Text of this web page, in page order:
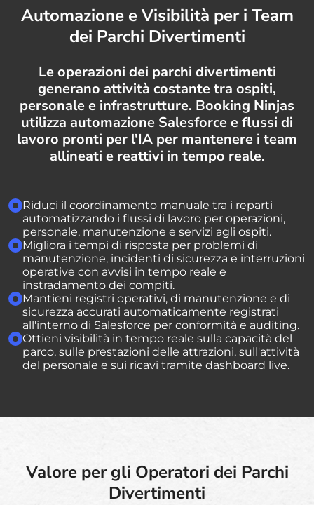
Automazione e Visibilità per i Team
dei Parchi Divertimenti
Le operazioni dei parchi divertimenti
generano attività costante tra ospiti,
personale e infrastrutture. Booking Ninjas
utilizza automazione Salesforce e flussi di
lavoro pronti per l'IA per mantenere i team
allineati e reattivi in tempo reale.
Riduci il coordinamento manuale tra i reparti
automatizzando i flussi di lavoro per operazioni,
personale, manutenzione e servizi agli ospiti.
Migliora i tempi di risposta per problemi di
manutenzione, incidenti di sicurezza e interruzioni
operative con avvisi in tempo reale e
instradamento dei compiti.
Mantieni registri operativi, di manutenzione e di
sicurezza accurati automaticamente registrati
all'interno di Salesforce per conformità e auditing.
Ottieni visibilità in tempo reale sulla capacità del
parco, sulle prestazioni delle attrazioni, sull'attività
del personale e sui ricavi tramite dashboard live.
Valore per gli Operatori dei Parchi
Divertimenti